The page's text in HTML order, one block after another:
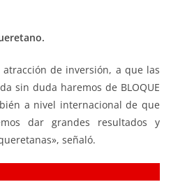
de inversión, a que las
sin duda haremos de BLOQUE
a nivel internacional de que
dar grandes resultados y
señaló.